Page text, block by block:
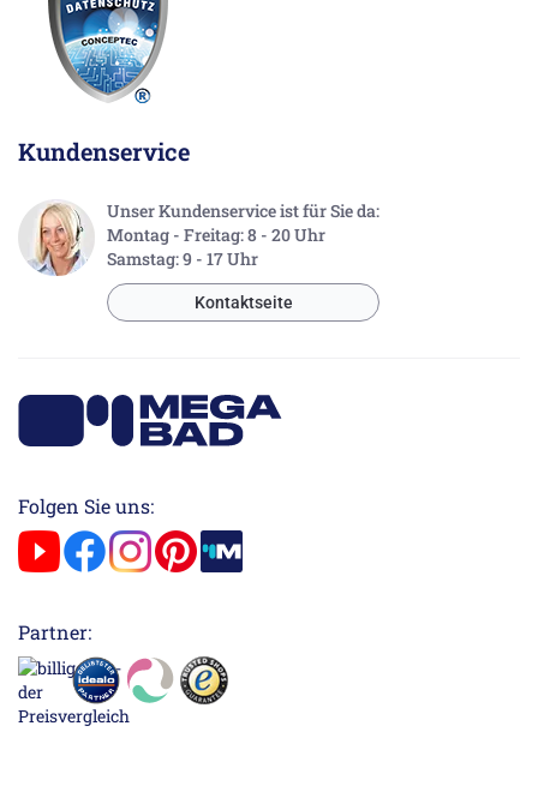
Kundenservice
Unser Kundenservice ist für Sie da:
Montag - Freitag: 8 - 20 Uhr
Samstag: 9 - 17 Uhr
Kontaktseite
Folgen Sie uns:
Partner: